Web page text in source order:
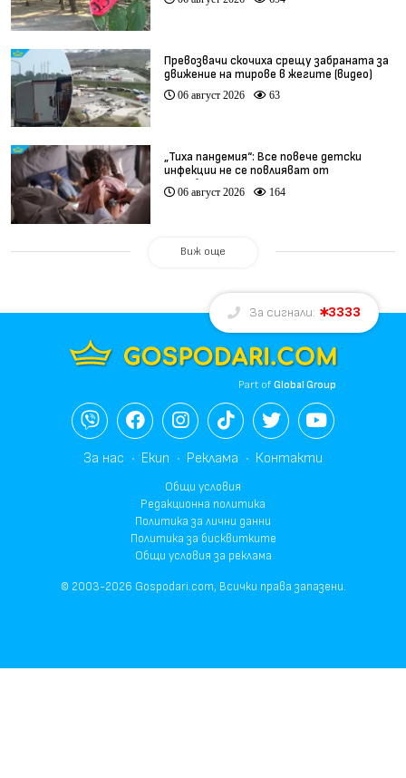
Превозвачи скочиха срещу забраната за
движение на тирове в жегите (видео)
06 август 2026 63
„Тиха пандемия“: Все повече детски
инфекции не се повлияват от
антибиотици
06 август 2026 164
Виж още
За сигнали: 3333
Part ofGlobal Group
За нас Екип Реклама Контакти
Общи условия
Редакционна политика
Политика за лични данни
Политика за бисквитките
Общи условия за реклама
© 2003-2026 Gospodari.com, Всички права запазени.